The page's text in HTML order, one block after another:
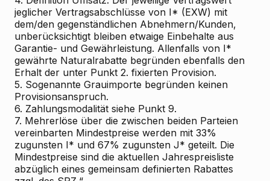
jeglicher Vertragsabschlüsse von I* (EXW) mit
dem/den gegenständlichen Abnehmern/Kunden,
unberücksichtigt bleiben etwaige Einbehalte aus
Garantie- und Gewährleistung. Allenfalls von I*
gewährte Naturalrabatte begründen ebenfalls den
Erhalt der unter Punkt 2. fixierten Provision.
5. Sogenannte Grauimporte begründen keinen
Provisionsanspruch.
6. Zahlungsmodalität siehe Punkt 9.
7. Mehrerlöse über die zwischen beiden Parteien
vereinbarten Mindestpreise werden mit 33%
zugunsten I* und 67% zugunsten J* geteilt. Die
Mindestpreise sind die aktuellen Jahrespreisliste
abzüglich eines gemeinsam definierten Rabattes